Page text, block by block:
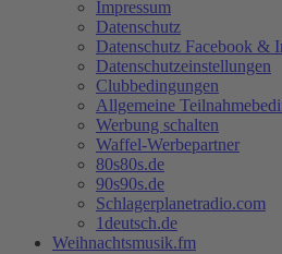
Impressum
Datenschutz
Datenschutz Facebook &
Datenschutzeinstellungen
Clubbedingungen
Allgemeine
Werbung schalten
Waffel-Werbepartner
80s80s.de
90s90s.de
Schlagerplanetradio.com
1deutsch.de
Weihnachtsmusik.fm